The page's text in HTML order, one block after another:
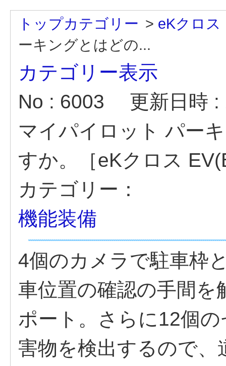
トップカテゴリー > eKクロス
ーキングとはどの...
カテゴリー表示
No : 6003
更新日時
マイパイロット パー
すか。［eKクロス
カテゴリー：
機能装備
4個のカメラで駐車枠
車位置の確認の手間を
ポート。さらに12個
害物を検出するので